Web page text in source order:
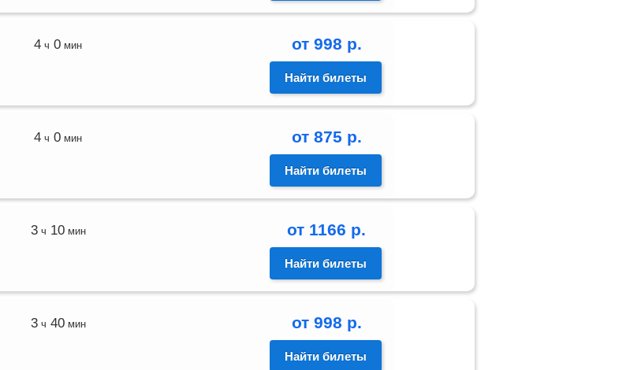
4 ч 0 мин от 998 р.
Найти билеты
4 ч 0 мин от 875 р.
Найти билеты
3ч 10мин от 1166 р.
Найти билеты
3ч 40мин от 998 р.
Найти билеты